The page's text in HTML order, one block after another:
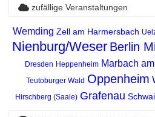
zufällige Veranstaltungen
Wemding Zell am Harmersbach
Nienburg/Weser Berlin
Dresden Heppenheim Marbach
Teutoburger Wald Oppenheim
Hirschberg (Saale) Grafenau